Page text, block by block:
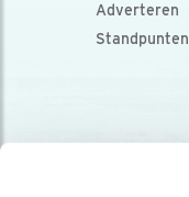
Adverteren
Standpunten